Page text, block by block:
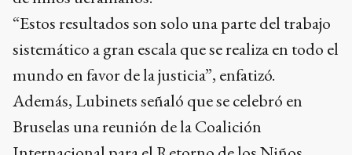
“Estos resultados son solo una parte del trabajo
sistemático a gran escala que se realiza en todo el
mundo en favor de la justicia”, enfatizó.
Además, Lubinets señaló que se celebró en
Bruselas una reunión de la Coalición